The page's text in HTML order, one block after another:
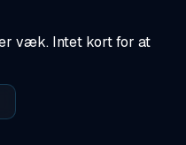
væk. Intet kort for at